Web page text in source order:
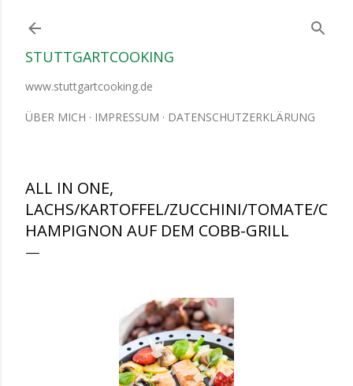
STUTTGARTCOOKING
www.stuttgartcooking.de
ÜBER MICH IMPRESSUM DATENSCHUTZERKLÄRUNG
ALL IN ONE,
LACHS/KARTOFFEL/ZUCCHINI/TOMATE/C
HAMPIGNON AUF DEM COBB-GRILL